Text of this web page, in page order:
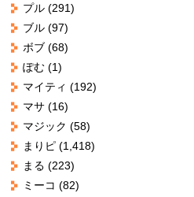
プル(291)
ブル(97)
ボブ(68)
ぽむ(1)
マイティ (192)
マサ(16)
マジック (58)
まりピ(1,418)
まる (223)
ミーコ (82)